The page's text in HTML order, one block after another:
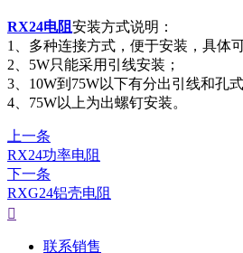
RX24电阻安装方式说明：
1、多种连接方式，便于安装，具体
2、5W只能采用引线安装；
3、10W到75W以下有分出引线和孔
4、75W以上为出螺钉安装。
上一条
RX24功率电阻
下一条
RXG24铝壳电阻

联系销售